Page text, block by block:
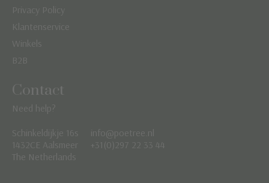
Privacy Policy
Klantenservice
Winkels
B2B
Contact
Need help?
Schinkeldijkje 16s
1432CE Aalsmeer
The Netherlands
info@poetree.nl
+31(0)297 22 33 44
Nederlands